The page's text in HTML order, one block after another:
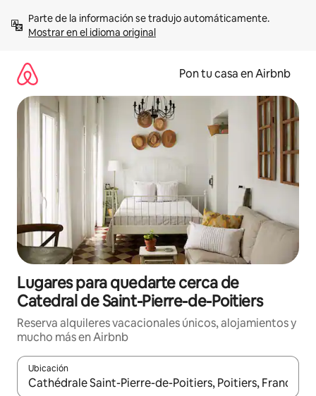
contenidoMostrar en el idioma original
Pon tu casa en Airbnb
Lugares para quedarte cerca de
Catedral de Saint-Pierre-de-Poitiers
Reserva alquileres vacacionales únicos, alojamientos y
mucho más en Airbnb
Ubicación
Cuando los resultados estén disponibles, navega con las